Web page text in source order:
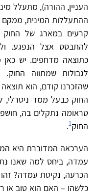
העניין, ההורה), מתעלל
ההתעללות המינית, ממקם
קרעים במארג של
להתבסס אצל הנפגע.
כתוצאה מדחפים. יש כאן
לגבולות שמתווה
שהזכרנו קודם, הוא
החוק כבעל ממד ניטרלי,
טראומה נתקלים בה,
החוק1
.
הערכאה המדוברת היא
עמדה, ביחס למה שאנו
הכרעה, נקיטת עמדה?
כלשהו – האם הוא טוב או